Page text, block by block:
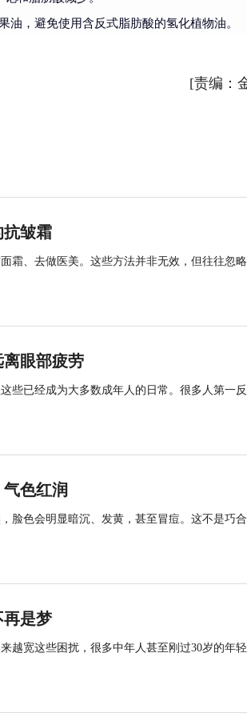
油，避免使用含反式脂肪酸的氢化植物油。
[责编：
抗皱霜
霜、去做医美。这些方法并非无效，但往往忽
眼部疲劳
些已经成为大多数成年人的日常。很多人第一
色红润
脸色会明显暗沉、发黄，甚至冒痘。这不是巧合
再是梦
越宽这些困扰，很多中年人甚至刚过30岁的年